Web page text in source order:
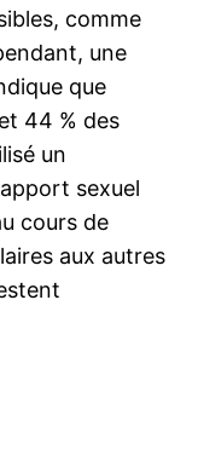
comme
une
que
44 % des
un
sexuel
cours de
aux autres